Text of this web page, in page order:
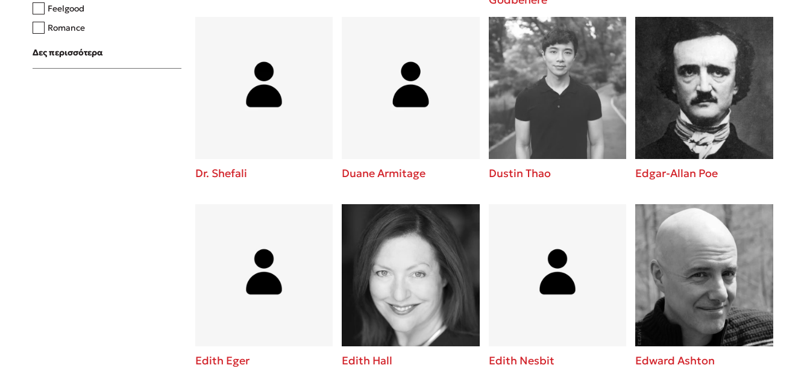
Feelgood
Romance
Upmarket
Young Adult
Δες περισσότερα
Dr. Shefali Duane Armitage Dustin Thao Edgar-Allan Poe
Edith Eger Edith Hall Edith Nesbit Edward Ashton